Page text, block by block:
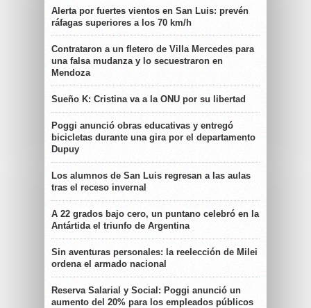
Alerta por fuertes vientos en San Luis: prevén
ráfagas superiores a los 70 km/h
Contrataron a un fletero de Villa Mercedes para
una falsa mudanza y lo secuestraron en
Mendoza
Sueño K: Cristina va a la ONU por su libertad
Poggi anunció obras educativas y entregó
bicicletas durante una gira por el departamento
Dupuy
Los alumnos de San Luis regresan a las aulas
tras el receso invernal
A 22 grados bajo cero, un puntano celebró en la
Antártida el triunfo de Argentina
Sin aventuras personales: la reelección de Milei
ordena el armado nacional
Reserva Salarial y Social: Poggi anunció un
aumento del 20% para los empleados públicos